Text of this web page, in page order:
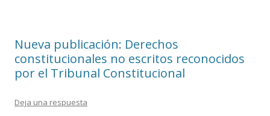
k r
Nueva publicación: Derechos
constitucionales no escritos reconocidos
por el Tribunal Constitucional
Deja una respuesta